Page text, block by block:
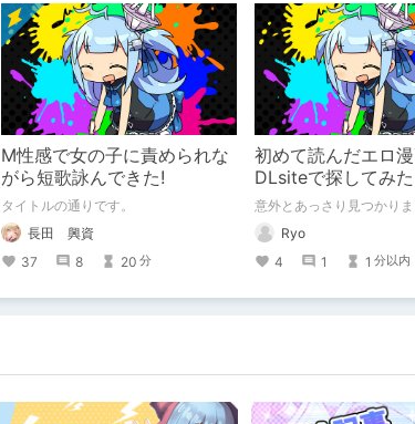
M性感で女の子に責められな
がら短歌詠んできた!
タイトルの通りです。
長田 興資
37
8 20 分
初めて読んだエロ
DLsiteで探してみた
意外とあっさり見つかり
Ryo
4
1 1 分以内